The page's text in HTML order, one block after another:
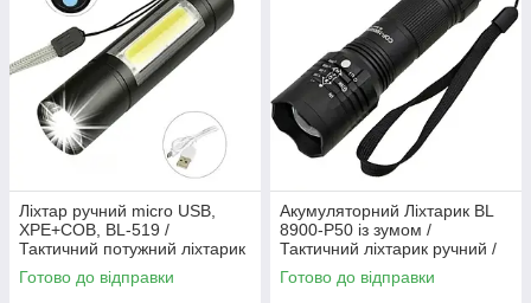
Ліхтар ручний micro USB,
XPE+COB, ВL-519 /
Тактичний потужний ліхтарик
Готово до відправки
Акумуляторний Ліхтарик BL
8900-P50 із зумом /
Тактичний ліхтарик ручний /
Ліхтарик на акумуляторі
Готово до відправки